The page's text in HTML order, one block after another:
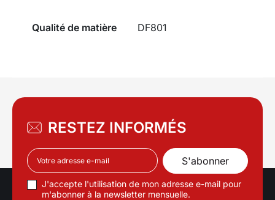
Qualité de matière DF801
RESTEZ INFORMÉS
J'accepte l'utilisation de mon adresse e-mail pour
m'abonner à la newsletter mensuelle.